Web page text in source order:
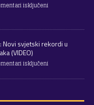
isključeni
Novi svjetski rekordi u
(VIDEO)
isključeni